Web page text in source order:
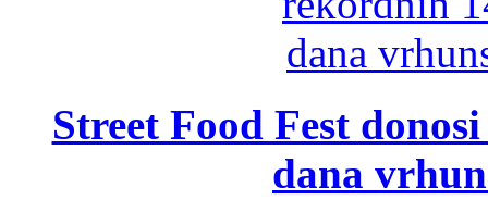
Street Food Fest
dana